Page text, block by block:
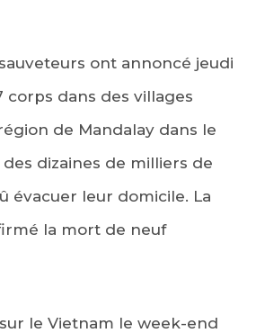
ont annoncé jeudi
corps dans des villages
de Mandalay dans le
dizaines de milliers de
évacuer leur domicile. La
la mort de neuf
sur le Vietnam le week-end